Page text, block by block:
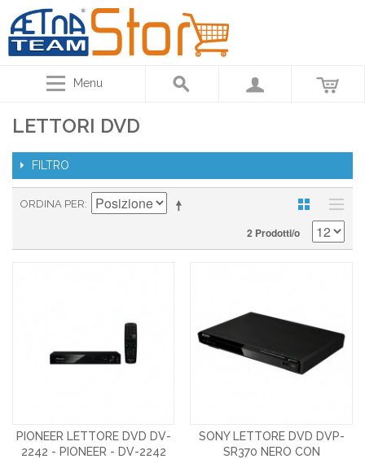
Menu
LETTORI DVD
FILTRO
ORDINA PER
2 Prodotti/o
PIONEER LETTORE DVD DV-
2242 - PIONEER - DV-2242
SONY LETTORE DVD DVP-
SR370 NERO CON